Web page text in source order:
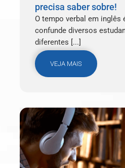
precisa saber sobre!
O tempo verbal em inglês
confunde diversos
diferentes [...]
VEJA MAIS